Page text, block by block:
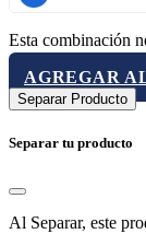
Esta combinación
AGREGAR
Separar Producto
Separar tu producto
Al Separar, este